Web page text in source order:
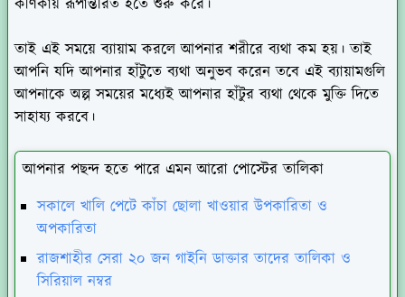
কণিকায় রূপান্তরিত হতে শুরু করে।
তাই এই সময়ে ব্যায়াম করলে আপনার শরীরে ব্যথা কম হয়। তাই
আপনি যদি আপনার হাঁটুতে ব্যথা অনুভব করেন তবে এই ব্যায়ামগুলি
আপনাকে অল্প সময়ের মধ্যেই আপনার হাঁটুর ব্যথা থেকে মুক্তি দিতে
সাহায্য করবে।
আপনার পছন্দ হতে পারে এমন আরো পোস্টের তালিকা
সকালে খালি পেটে কাঁচা ছোলা খাওয়ার উপকারিতা ও
অপকারিতা
রাজশাহীর সেরা ২০ জন গাইনি ডাক্তার তাদের তালিকা ও
সিরিয়াল নম্বর